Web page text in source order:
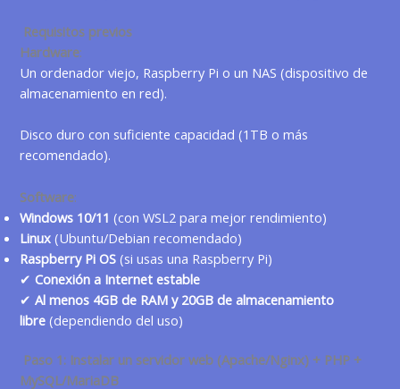
Requisitos previos
Hardware:
Un ordenador viejo, Raspberry Pi o un NAS (dispositivo de
almacenamiento en red).
Disco duro con suficiente capacidad (1TB o más
recomendado).
Software:
Windows 10/11 (con WSL2 para mejor rendimiento)
Linux (Ubuntu/Debian recomendado)
Raspberry Pi OS (si usas una Raspberry Pi)
✔Conexión a Internet estable
✔Al menos 4GB de RAM y 20GB de almacenamiento
libre (dependiendo del uso)
Paso 1: Instalar un servidor web (Apache/Nginx) + PHP +
MySQL/MariaDB